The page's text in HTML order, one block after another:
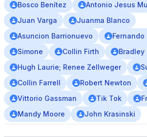
Bosco Benítez
Antonio Jesus
Juan Varga
Juanma Blanco
Asuncion Barrionuevo
Fernando
Simone
Collin Firth
Bradley
Hugh Laurie; Renee Zellweger
Collin Farrell
Robert Newton
Vittorio Gassman
Tik Tok
Mandy Moore
John Krasinski